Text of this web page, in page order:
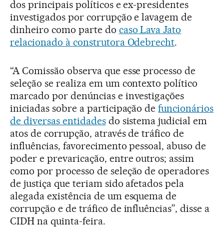
dos principais políticos e ex-presidentes
investigados por corrupção e lavagem de
dinheiro como parte do caso Lava Jato
relacionado à construtora Odebrecht.
“A Comissão observa que esse processo de
seleção se realiza em um contexto político
marcado por denúncias e investigações
iniciadas sobre a participação defuncionários
de diversas entidadesdo sistema judicial em
atos de corrupção, através de tráfico de
influências, favorecimento pessoal, abuso de
poder e prevaricação, entre outros; assim
como por processo de seleção de operadores
de justiça que teriam sido afetados pela
alegada existência de um esquema de
corrupção e de tráfico de influências”, disse a
CIDH na quinta-feira.